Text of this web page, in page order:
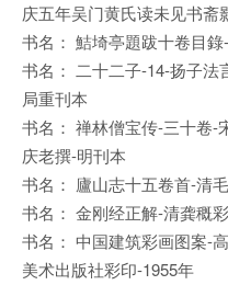
庆五年吴门黄氏读未见书斋
书名： 鮚埼亭題跋十卷目
书名： 二十二子-14-扬子法
局重刊本
书名： 禅林僧宝传-三十卷-
庆老撰-明刊本
书名： 廬山志十五卷首-清
书名： 金刚经正解-清龚穊
书名： 中国建筑彩画图案-
美术出版社彩印-1955年